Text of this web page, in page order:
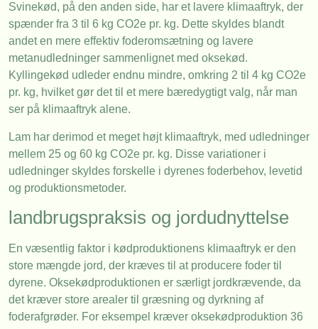
Svinekød, på den anden side, har et lavere klimaaftryk, der
spænder fra 3 til 6 kg CO2e pr. kg. Dette skyldes blandt
andet en mere effektiv foderomsætning og lavere
metanudledninger sammenlignet med oksekød.
Kyllingekød udleder endnu mindre, omkring 2 til 4 kg CO2e
pr. kg, hvilket gør det til et mere bæredygtigt valg, når man
ser på klimaaftryk alene.
Lam har derimod et meget højt klimaaftryk, med udledninger
mellem 25 og 60 kg CO2e pr. kg. Disse variationer i
udledninger skyldes forskelle i dyrenes foderbehov, levetid
og produktionsmetoder.
landbrugspraksis og jordudnyttelse
En væsentlig faktor i kødproduktionens klimaaftryk er den
store mængde jord, der kræves til at producere foder til
dyrene. Oksekødproduktionen er særligt jordkrævende, da
det kræver store arealer til græsning og dyrkning af
foderafgrøder. For eksempel kræver oksekødproduktion 36